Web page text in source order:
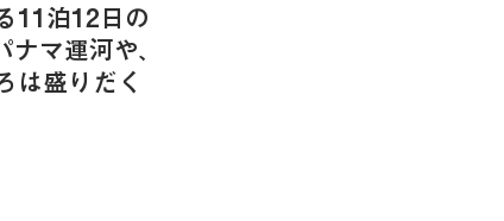
11泊12日の
マ運河や、
は盛りだく